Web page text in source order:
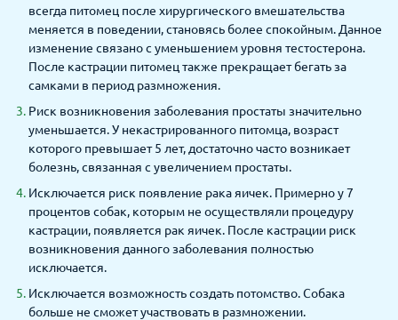
всегда питомец после хирургического вмешательства
меняется в поведении, становясь более спокойным. Данное
изменение связано с уменьшением уровня тестостерона.
После кастрации питомец также прекращает бегать за
самками в период размножения.
Риск возникновения заболевания простаты значительно
уменьшается. У некастрированного питомца, возраст
которого превышает 5 лет, достаточно часто возникает
болезнь, связанная с увеличением простаты.
Исключается риск появление рака яичек. Примерно у 7
процентов собак, которым не осуществляли процедуру
кастрации, появляется рак яичек. После кастрации риск
возникновения данного заболевания полностью
исключается.
Исключается возможность создать потомство. Собака
больше не сможет участвовать в размножении.